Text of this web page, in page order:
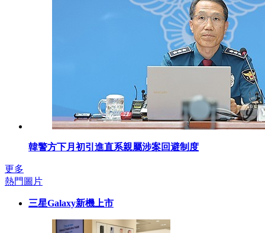
韓警方下月初引進直系親屬涉案回避制度
更多
熱門圖片
三星Galaxy新機上市